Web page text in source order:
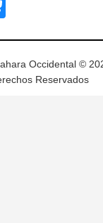
Occidental ©
Reservados